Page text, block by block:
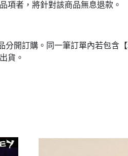
項者，將針對該商品無息退款。
分開訂購。同一筆訂單內若包含
貨。